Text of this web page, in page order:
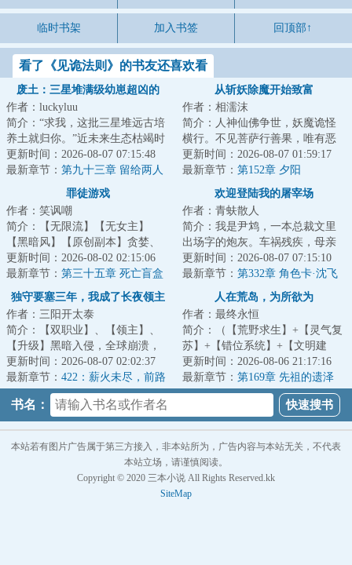
临时书架 加入书签 回顶部↑
看了《见诡法则》的书友还喜欢看
废土：三星堆满级幼崽超凶的
作者：luckyluu
简介：“求我，这批三星堆远古培
养土就归你。”近未来生态枯竭时
代，江城首富兼垄断净土资源的
大佬陆宴，...
更新时间：2026-08-07 07:15:48
最新章节： 第九十三章 留给两人
思考的时间只剩不到五秒
从斩妖除魔开始致富
作者：相濡沫
简介：人神仙佛争世，妖魔诡怪
横行。不见菩萨行善果，唯有恶
魔在人间。斩尽妖魔乾坤净，浮
屠九天神鬼惊。...
更新时间：2026-08-07 01:59:17
最新章节： 第152章 夕阳
罪徒游戏
作者：笑讽嘲
简介：【无限流】【无女主】
【黑暗风】【原创副本】贪婪、
暴戾、冷酷、逐利……毁灭、死
亡、颠覆、变革…...
更新时间：2026-08-02 02:15:06
最新章节： 第三十五章 死亡盲盒
（四）“让我看看你的天资”
欢迎登陆我的屠宰场
作者：青蚨散人
简介：我是尹鸩，一本总裁文里
出场字的炮灰。车祸残疾，母亲
惨死，最终没有尊严的‘被消失’这
是我的既定...
更新时间：2026-08-07 07:15:10
最新章节： 第332章 角色卡·沈飞
独守要塞三年，我成了长夜领主
作者：三阳开太泰
简介：【双职业】、【领主】、
【升级】黑暗入侵，全球崩溃，
暗幕席卷光明，魔物吞噬人类。
林修作为一个外...
更新时间：2026-08-07 02:02:37
最新章节： 422：薪火未尽，前路
人在荒岛，为所欲为
作者：最终永恒
简介：（【荒野求生】+【灵气复
苏】+【错位系统】+【文明建
设】）一艘国际邮轮在公海遭遇
意外，船上的六...
更新时间：2026-08-06 21:17:16
最新章节： 第169章 先祖的遗泽
书名：
本站若有图片广告属于第三方接入，非本站所为，广告内容与本站无关，不代表
本站立场，请谨慎阅读。
Copyright © 2020 三本小说 All Rights Reserved.kk
SiteMap